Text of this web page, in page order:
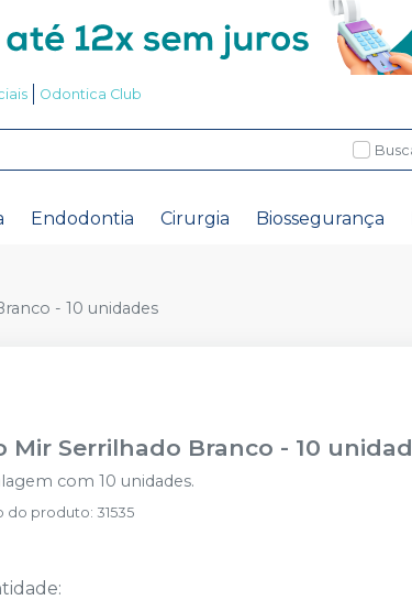
Odontica Club
Endodontia Cirurgia Biossegurança
- 10 unidades
Mir Serrilhado Branco - 10
com 10 unidades.
do produto:31535
: